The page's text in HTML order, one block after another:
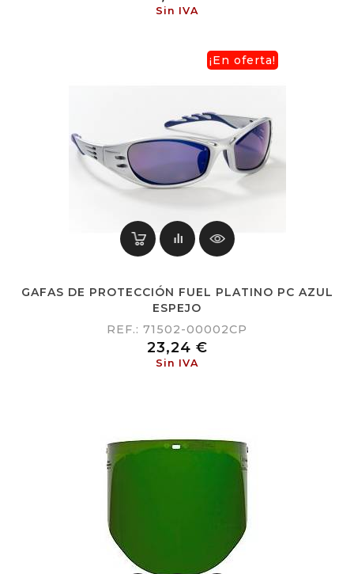
Sin IVA
¡En oferta!
GAFAS DE PROTECCIÓN FUEL PLATINO PC AZUL
ESPEJO
REF.: 71502-00002CP
Precio
23,24 €
Sin IVA